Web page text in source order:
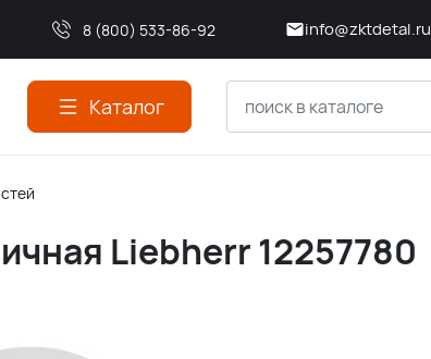
8 (800) 533-86-92 info@zktdetal.ru
Каталог
Liebherr 12257780